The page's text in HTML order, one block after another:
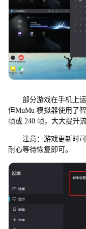
部分游戏在手机上运
但MuMu 模拟器使用了
帧或 240 帧，大大提升
注意：游戏更新时可
耐心等待恢复即可。